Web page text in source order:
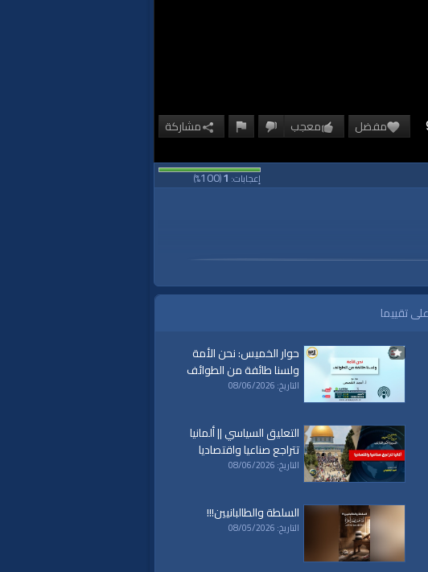
مفضل معجب مشاركة
الــ99
إعجابات:1
(
100
%)
al waqiah
|
al waqiaa
|
al waqia
|سياسة|حكم
how to
|
economy
politics
islam
تقييما
حوار الخميس: نحن الأمة
ولسنا طائفة من الطوائف
التاريخ: 08/06/2026
التعليق السياسي || ألمانيا
تتراجع صناعيا واقتصاديا
التاريخ: 08/06/2026
السلطة والطالبانيين!!!
التاريخ: 08/05/2026